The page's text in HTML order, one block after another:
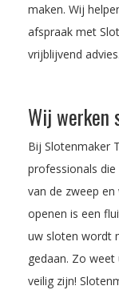
maken. Wij
afspraak met
vrijblijvend
Wij werken
Bij Slotenmaker
professionals die
van de zweep
openen is een
uw sloten wordt
gedaan. Zo
veilig zijn!